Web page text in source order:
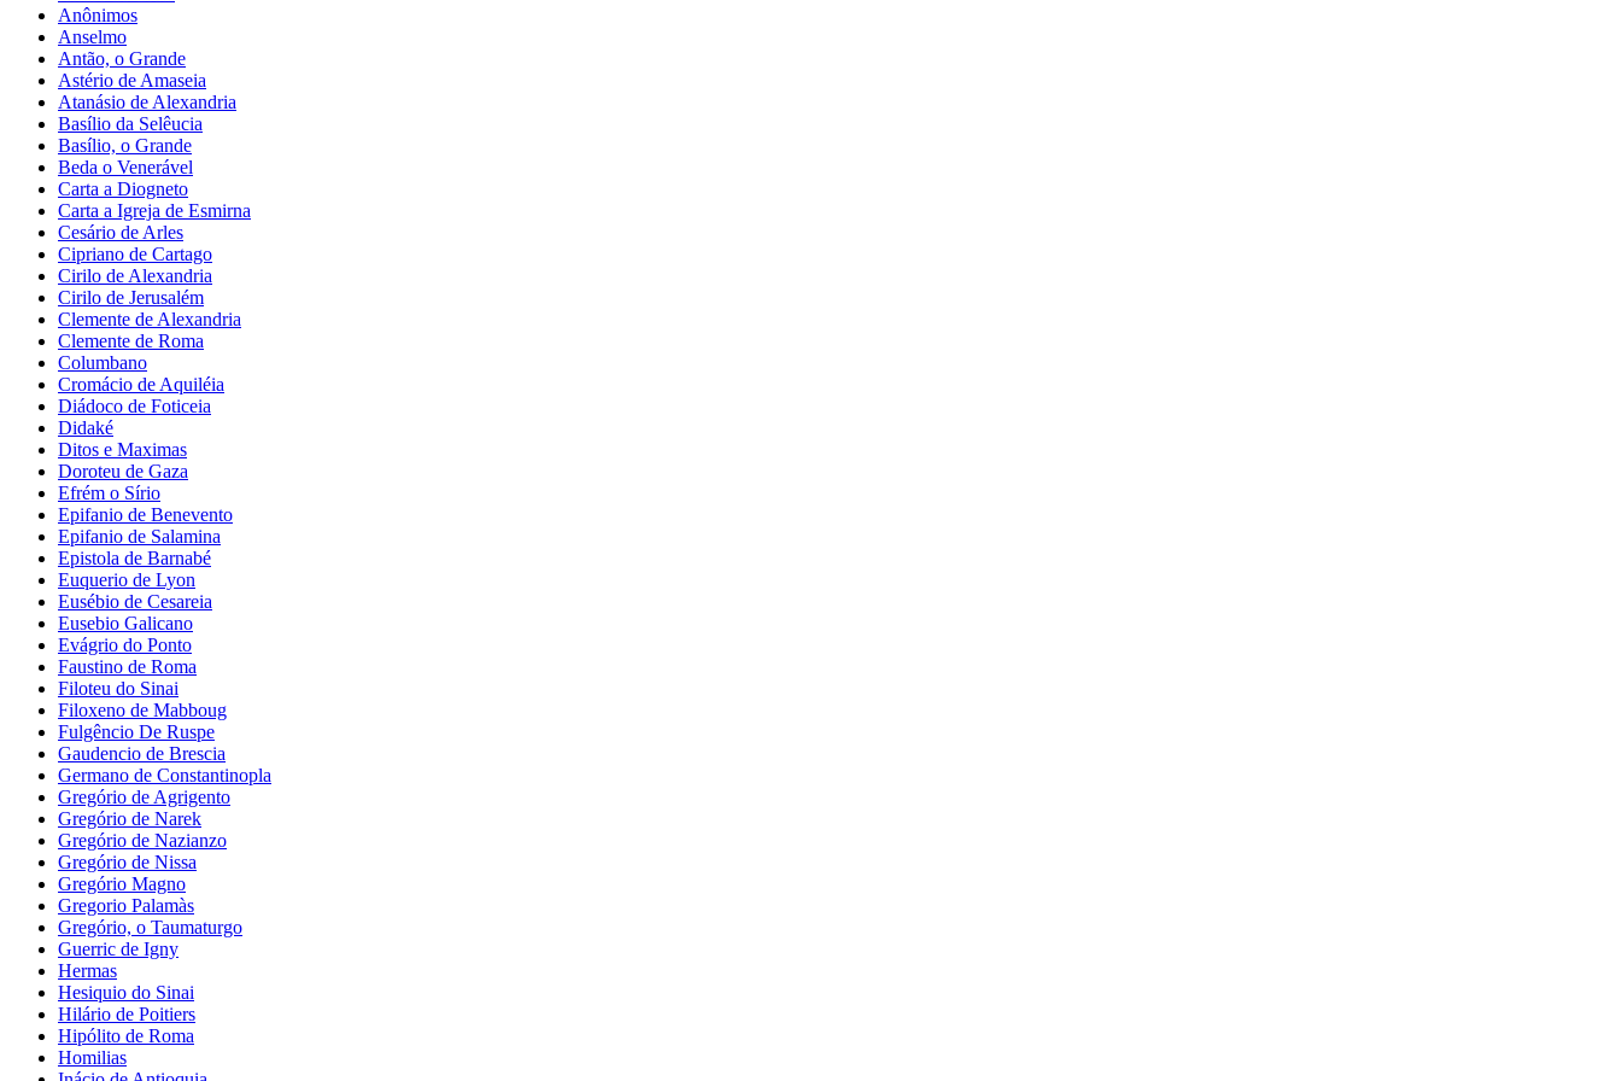
Anônimos
Anselmo
Antão, o Grande
Astério de Amaseia
Atanásio de Alexandria
Basílio da Selêucia
Basílio, o Grande
Beda o Venerável
Carta a Diogneto
Carta a Igreja de Esmirna
Cesário de Arles
Cipriano de Cartago
Cirilo de Alexandria
Cirilo de Jerusalém
Clemente de Alexandria
Clemente de Roma
Columbano
Cromácio de Aquiléia
Diádoco de Foticeia
Didaké
Ditos e Maximas
Doroteu de Gaza
Efrém o Sírio
Epifanio de Benevento
Epifanio de Salamina
Epistola de Barnabé
Euquerio de Lyon
Eusébio de Cesareia
Eusebio Galicano
Evágrio do Ponto
Faustino de Roma
Filoteu do Sinai
Filoxeno de Mabboug
Fulgêncio De Ruspe
Gaudencio de Brescia
Germano de Constantinopla
Gregório de Agrigento
Gregório de Narek
Gregório de Nazianzo
Gregório de Nissa
Gregório Magno
Gregorio Palamàs
Gregório, o Taumaturgo
Guerric de Igny
Hermas
Hesiquio do Sinai
Hilário de Poitiers
Hipólito de Roma
Homilias